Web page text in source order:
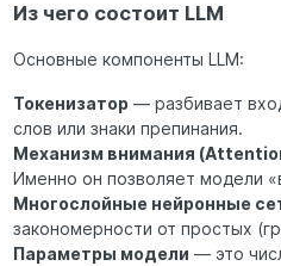
Из чего состоит LLM
Основные компоненты LLM:
Токенизатор — разбивает
слов или знаки препинания.
Механизм внимания
Именно он позволяет модели
Многослойные нейронные
закономерности от простых
Параметры модели — это